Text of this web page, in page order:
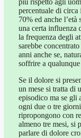
più rispetto agli
percentuale di
70% ed anche l’età
una certa influenza
la frequenza degli
sarebbe
anni anche se,
soffrire a qualunque
Se il dolore si
un mese si tratta di
episodico ma se gli
ogni due o tre
ripropongono con
almeno tre mesi, si
parlare di dolore